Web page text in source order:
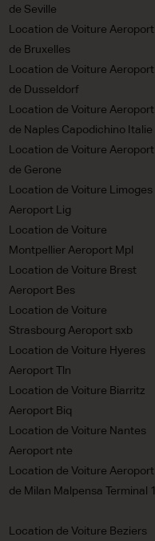
de Seville
Location de Voiture Aeroport
de Bruxelles
Location de Voiture Aeroport
de Dusseldorf
Location de Voiture Aeroport
de Naples Capodichino Italie
Location de Voiture Aeroport
de Gerone
Location de Voiture Limoges
Aeroport Lig
Location de Voiture
Montpellier Aeroport Mpl
Location de Voiture Brest
Aeroport Bes
Location de Voiture
Strasbourg Aeroport sxb
Location de Voiture Hyeres
Aeroport Tln
Location de Voiture Biarritz
Aeroport Biq
Location de Voiture Nantes
Aeroport nte
Location de Voiture Aeroport
de Milan Malpensa Terminal 1
Location de Voiture Beziers